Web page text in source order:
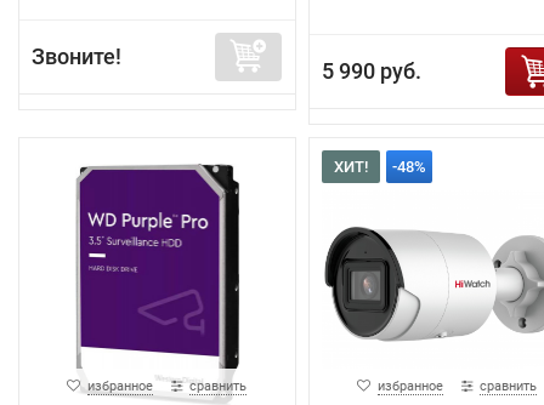
Звоните!
5 990 руб.
избранное сравнить
ХИТ! -48%
избранное сравнить